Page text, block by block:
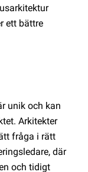
ett bättre
unik och kan
Arkitekter
fråga i rätt
där
och tidigt